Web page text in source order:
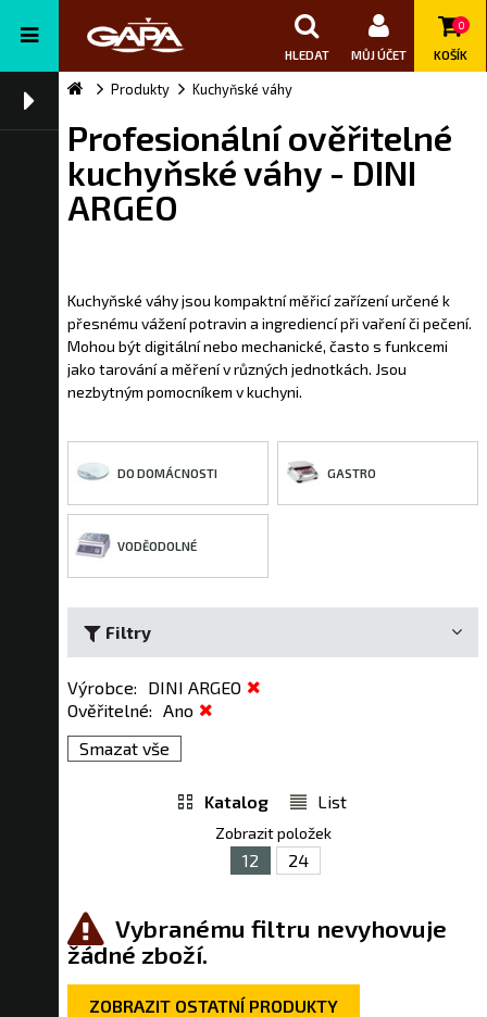
HLEDAT MŮJ ÚČET
0
KOŠÍK
Produkty Kuchyňské váhy
Profesionální ověřitelné
kuchyňské váhy - DINI
ARGEO
Kuchyňské váhy jsou kompaktní měřicí zařízení určené k
přesnému vážení potravin a ingrediencí při vaření či pečení.
Mohou být digitální nebo mechanické, často s funkcemi
jako tarování a měření v různých jednotkách. Jsou
nezbytným pomocníkem v kuchyni.
DO DOMÁCNOSTI GASTRO
VODĚODOLNÉ
Filtry
Výrobce:
DINI ARGEO
Ověřitelné: Ano
Smazat vše
Katalog List
Zobrazit položek
12 24
Vybranému filtru nevyhovuje
žádné zboží.
ZOBRAZIT OSTATNÍ PRODUKTY